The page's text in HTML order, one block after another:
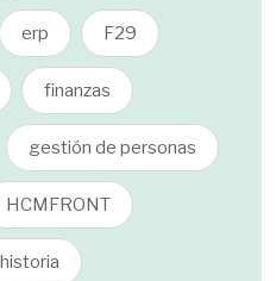
erp F29
finanzas
gestión de personas
HCMFRONT
historia